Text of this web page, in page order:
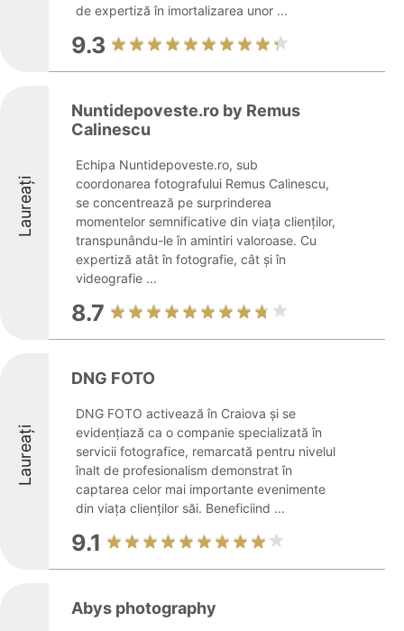
de expertiză în imortalizarea unor ...
9.3
Laureați
Nuntidepoveste.ro by Remus
Calinescu
Echipa Nuntidepoveste.ro, sub
coordonarea fotografului Remus Calinescu,
se concentrează pe surprinderea
momentelor semnificative din viața clienților,
transpunându-le în amintiri valoroase. Cu
expertiză atât în fotografie, cât și în
videografie ...
8.7
Laureați
DNG FOTO
DNG FOTO activează în Craiova și se
evidențiază ca o companie specializată în
servicii fotografice, remarcată pentru nivelul
înalt de profesionalism demonstrat în
captarea celor mai importante evenimente
din viața clienților săi. Beneficiind ...
9.1
Abys photography